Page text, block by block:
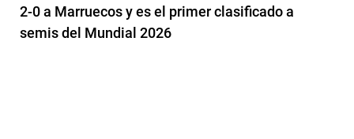
2-0 a Marruecos y es el primer clasificado a
semis del Mundial 2026